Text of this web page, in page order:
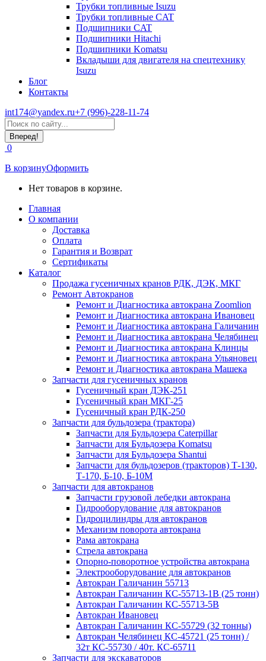
Трубки топливные Isuzu
Трубки топливные CAT
Подшипники CAT
Подшипники Hitachi
Подшипники Komatsu
Вкладыши для двигателя на спецтехнику
Isuzu
Блог
Контакты
int174@yandex.ru+7 (996)-228-11-74
Страница
WhatsApp
открывается
в
новом
окне
Поиск:
0
В корзинуОформить
Нет товаров в корзине.
Главная
О компании
Доставка
Оплата
Гарантия и Возврат
Сертификаты
Каталог
Продажа гусеничных кранов РДК, ДЭК, МКГ
Ремонт Автокранов
Ремонт и Диагностика автокрана Zoomlion
Ремонт и Диагностика автокрана Ивановец
Ремонт и Диагностика автокрана Галичанин
Ремонт и Диагностика автокрана Челябинец
Ремонт и Диагностика автокрана Клинцы
Ремонт и Диагностика автокрана Ульяновец
Ремонт и Диагностика автокрана Машека
Запчасти для гусеничных кранов
Гусеничный кран ДЭК-251
Гусеничный кран МКГ-25
Гусеничный кран РДК-250
Запчасти для бульдозера (трактора)
Запчасти для Бульдозера Caterpillar
Запчасти для Бульдозера Komatsu
Запчасти для Бульдозера Shantui
Запчасти для бульдозеров (тракторов) Т-130,
Т-170, Б-10, Б-10М
Запчасти для автокранов
Запчасти грузовой лебедки автокрана
Гидрооборудование для автокранов
Гидроцилиндры для автокранов
Механизм поворота автокрана
Рама автокрана
Стрела автокрана
Опорно-поворотное устройства автокрана
Электрооборудование для автокранов
Автокран Галичанин 55713
Автокран Галичанин КС-55713-1В (25 тонн)
Автокран Галичанин КС-55713-5В
Автокран Ивановец
Автокран Галичанин КС-55729 (32 тонны)
Автокран Челябинец КС-45721 (25 тонн) /
32т КС-55730 / 40т. КС-65711
Запчасти для экскаваторов